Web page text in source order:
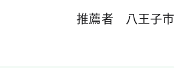
推薦者 八王子市